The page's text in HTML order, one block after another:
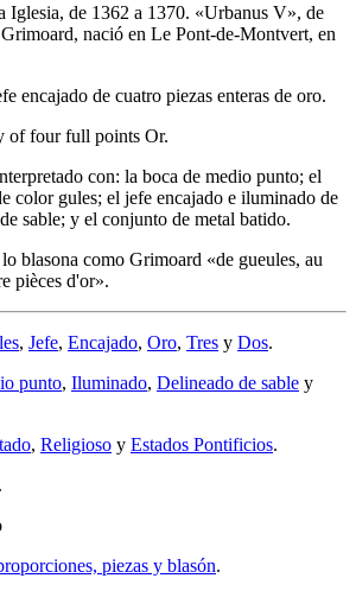
Iglesia, de 1362 a 1370. «Urbanus V», de
nació en Le Pont-de-Montvert, en
encajado de cuatro piezas enteras de oro.
of four full points Or.
con: la boca de medio punto; el
color gules; el jefe encajado e iluminado de
sable; y el conjunto de metal batido.
blasona como Grimoard «de gueules, au
pièces d'or».
, Jefe, Encajado, Oro, Tres y Dos.
punto, Iluminado, Delineado de sable y
, Religioso y Estados Pontificios.
piezas y blasón.